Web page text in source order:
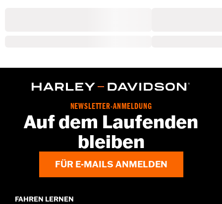
NEWSLETTER-ANMELDUNG
Auf dem Laufenden
bleiben
FÜR E-MAILS ANMELDEN
FAHREN LERNEN